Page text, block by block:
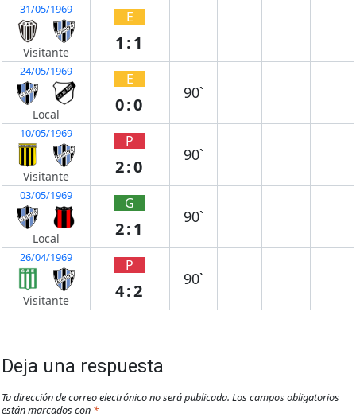
31/05/1969
Visitante
E
1:1
24/05/1969
Local
E
0:0
90`
10/05/1969
Visitante
P
2:0
90`
03/05/1969
Local
G
2:1
90`
26/04/1969
Visitante
P
4:2
90`
Deja una respuesta
Tu dirección de correo electrónico no será publicada. Los campos obligatorios
están marcados con *